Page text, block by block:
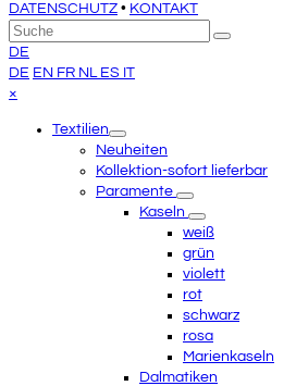
DATENSCHUTZ • KONTAKT
An
den
Anfang
scrollen
Suche
Senden
DE
DE EN FR NL ES IT
×
menuTextilien
Neuheiten
Kollektion-sofort lieferbar
Paramente
Kaseln
weiß
grün
violett
rot
schwarz
rosa
Marienkaseln
Dalmatiken